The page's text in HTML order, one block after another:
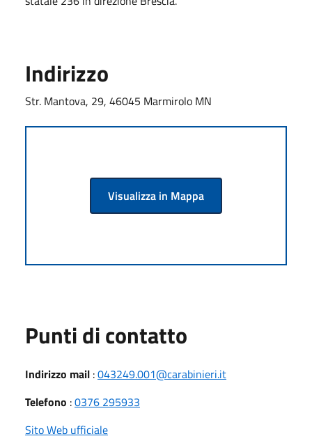
Indirizzo
Str. Mantova, 29, 46045 Marmirolo MN
Visualizza in Mappa
Punti di contatto
Indirizzo mail :043249.001@carabinieri.it
Telefono :0376 295933
Sito Web ufficiale